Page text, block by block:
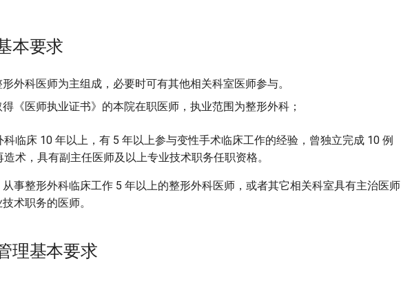
本要求
外科医师为主组成，必要时可有其他相关科室医师参与。
《医师执业证书》的本院在职医师，执业范围为整形外科；
科临床 10 年以上，有 5 年以上参与变性手术临床工作的经验，曾独立完成 10 例
术，具有副主任医师及以上专业技术职务任职资格。
事整形外科临床工作 5 年以上的整形外科医师，或者其它相关科室具有主治医师
术职务的医师。
理基本要求